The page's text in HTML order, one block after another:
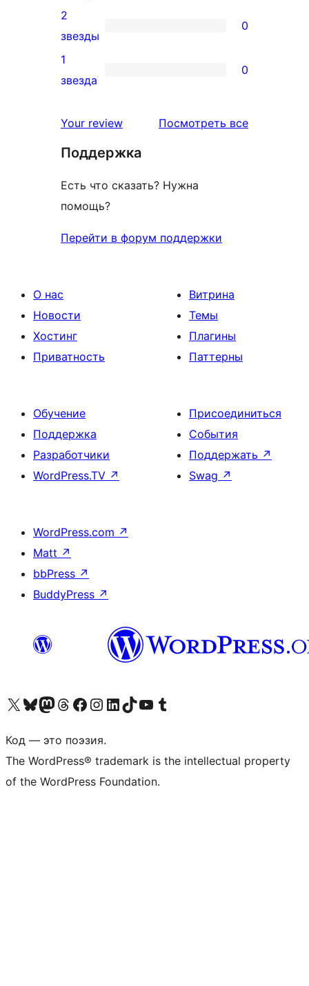
отзыв
3-
звездный
отзыв
0
2-
звездный
2
звезды
0
0
звездный
1
звезда
0
Your review Посмотреть всеотзывы
Поддержка
Есть что сказать? Нужна
помощь?
Перейти в форум поддержки
О нас
Новости
Хостинг
Приватность
Витрина
Темы
Плагины
Паттерны
Обучение
Поддержка
Разработчики
WordPress.TV ↗
Присоединиться
События
Поддержать ↗
Swag ↗
WordPress.com ↗
Matt ↗
bbPress ↗
BuddyPress ↗
Посетите нас в X (ранее Twitter)
Посетите нашу учётную запись в Bluesky
Посетите нашу ленту в Mastodon
Посетите нашу учётную запись в Threads
Посетите нашу страницу на Facebook
Посетите наш Instagram
Посетите нашу страницу в LinkedIn
Посетите нашу учётную запись в TikTok
Посетите наш канал YouTube
Посетите нашу учётную запись в Tumblr
Код — это поэзия.
The WordPress® trademark is the intellectual property
of the WordPress Foundation.